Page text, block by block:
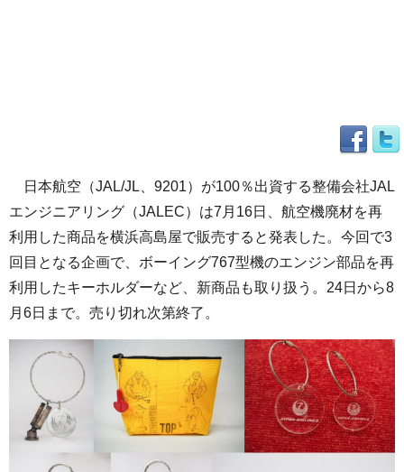
日本航空（JAL/JL、9201）が100％出資する整備会社JAL
エンジニアリング（JALEC）は7月16日、航空機廃材を再
利用した商品を横浜高島屋で販売すると発表した。今回で3
回目となる企画で、ボーイング767型機のエンジン部品を再
利用したキーホルダーなど、新商品も取り扱う。24日から8
月6日まで。売り切れ次第終了。